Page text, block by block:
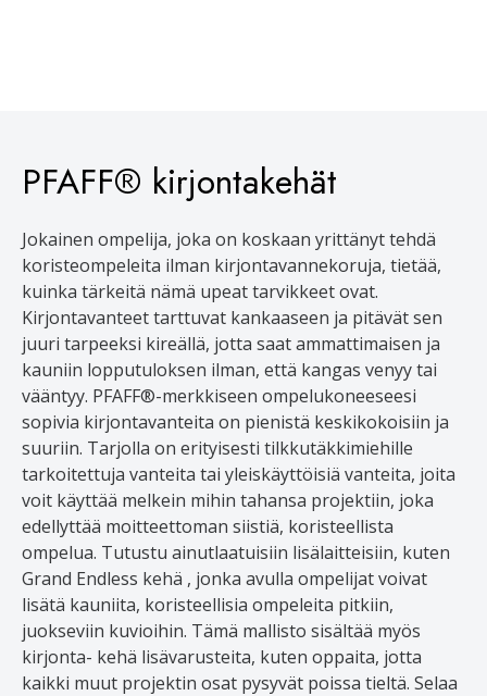
PFAFF® kirjontakehät
Jokainen ompelija, joka on koskaan yrittänyt tehdä
koristeompeleita ilman kirjontavannekoruja, tietää,
kuinka tärkeitä nämä upeat tarvikkeet ovat.
Kirjontavanteet tarttuvat kankaaseen ja pitävät sen
juuri tarpeeksi kireällä, jotta saat ammattimaisen ja
kauniin lopputuloksen ilman, että kangas venyy tai
vääntyy. PFAFF®-merkkiseen ompelukoneeseesi
sopivia kirjontavanteita on pienistä keskikokoisiin ja
suuriin. Tarjolla on erityisesti tilkkutäkkimiehille
tarkoitettuja vanteita tai yleiskäyttöisiä vanteita, joita
voit käyttää melkein mihin tahansa projektiin, joka
edellyttää moitteettoman siistiä, koristeellista
ompelua. Tutustu ainutlaatuisiin lisälaitteisiin, kuten
Grand Endless kehä , jonka avulla ompelijat voivat
lisätä kauniita, koristeellisia ompeleita pitkiin,
juokseviin kuvioihin. Tämä mallisto sisältää myös
kirjonta- kehä lisävarusteita, kuten oppaita, jotta
kaikki muut projektin osat pysyvät poissa tieltä. Selaa